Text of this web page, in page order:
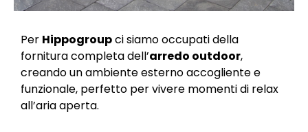
Per Hippogroupci siamo occupati della
fornitura completa dell’arredo outdoor,
creando un ambiente esterno accogliente e
funzionale, perfetto per vivere momenti di relax
all’aria aperta.